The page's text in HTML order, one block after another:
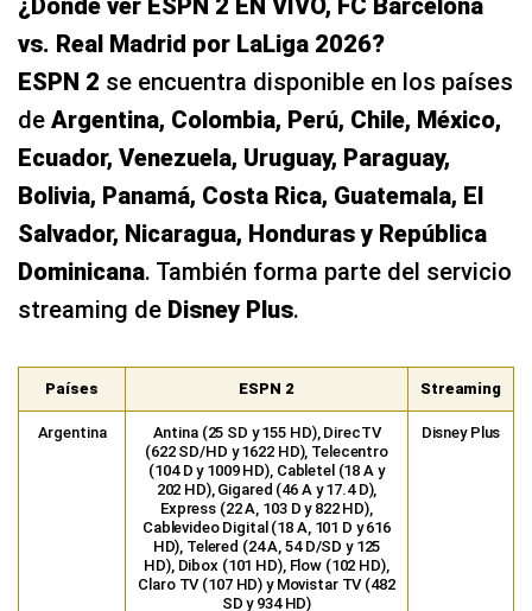
Bolivia, Panamá, Costa Rica, Guatemala, El
Salvador, Nicaragua, Honduras y República
Dominicana. También forma parte del servicio
streaming deDisney Plus.
Países ESPN 2 Streaming
Argentina
Antina (25 SD y 155 HD), DirecTV
(622 SD/HD y 1622 HD), Telecentro
(104 D y 1009 HD), Cabletel (18 A y
202 HD), Gigared (46 A y 17.4 D),
Cablevideo Digital (18 A, 101 D y 616
HD), Telered (24 A, 54 D/SD y 125
Claro TV (107 HD) y Movistar TV (482
SD y 934 HD)
Disney Plus
DirecTV (622 SD/HD y 1622 HD),
Movistar TV (482 SD y 886 HD), Entel
(214 HD), Tuves HD (105 HD y 508
HD), VTR (48), Claro TV (175 SD y 475
HD), Zapping TV (91), Gtd/Telsur
(84), Cable de la Costa (21 SD y 224
HD) y WOM (226 HD)